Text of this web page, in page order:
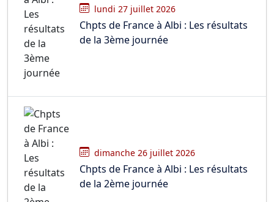
lundi 27 juillet 2026
Chpts de France à Albi : Les résultats
de la 3ème journée
dimanche 26 juillet 2026
Chpts de France à Albi : Les résultats
de la 2ème journée